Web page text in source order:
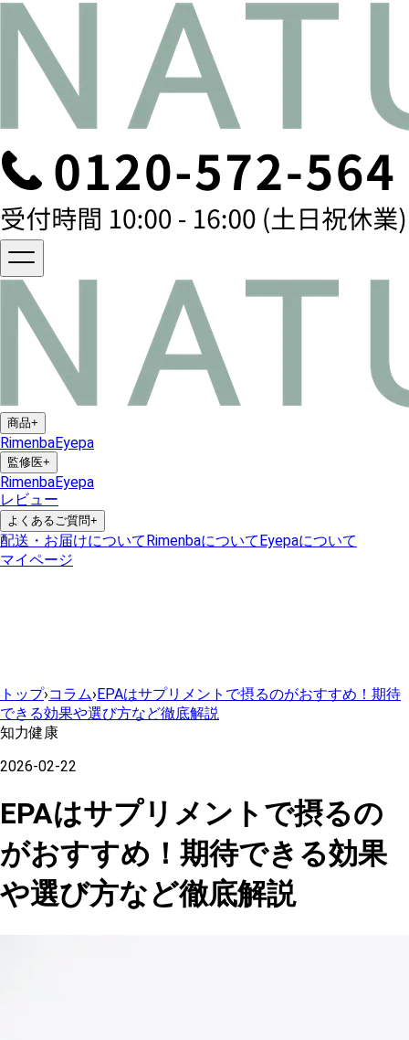
商品+
RimenbaEyepa
監修医+
RimenbaEyepa
レビュー
よくあるご質問+
配送・お届けについてRimenbaについてEyepaについて
マイページ
トップ›コラム›EPAはサプリメントで摂るのがおすすめ！期待
できる効果や選び方など徹底解説
知力健康
2026-02-22
EPAはサプリメントで摂るの
がおすすめ！期待できる効果
や選び方など徹底解説